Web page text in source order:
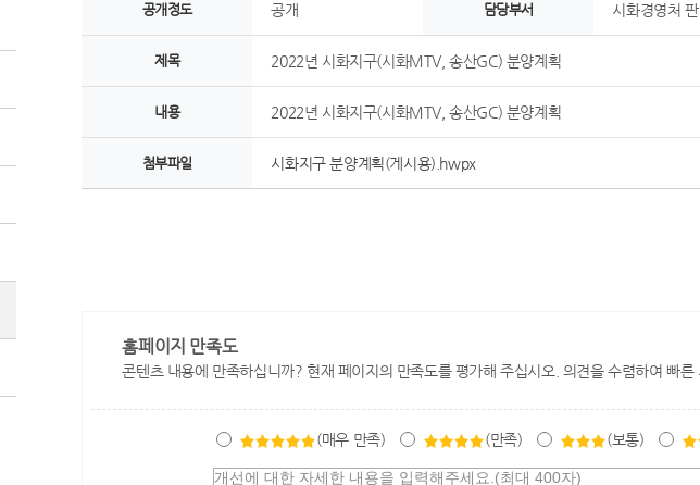
공개정도 공개 담당부서 시화경영처
제목 2022년 시화지구(시화MTV, 송산GC) 분양계획
내용 2022년 시화지구(시화MTV, 송산GC) 분양계획
첨부파일 시화지구 분양계획(게시용).hwpx
홈페이지 만족도
콘텐츠 내용에 만족하십니까? 현재 페이지의 만족도를 평가해 주십시오. 의견을 수렴하여 빠른
(매우 만족) (만족) (보통)